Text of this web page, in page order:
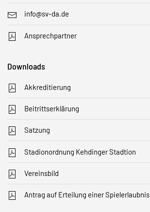
info@sv-da.de
Ansprechpartner
Downloads
Akkreditierung
Beitrittserklärung
Satzung
Stadionordnung Kehdinger Stadtion
Vereinsbild
Antrag auf Erteilung einer Spielerlaubnis